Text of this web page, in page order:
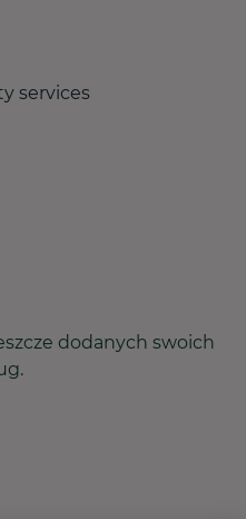
dodanych swoich